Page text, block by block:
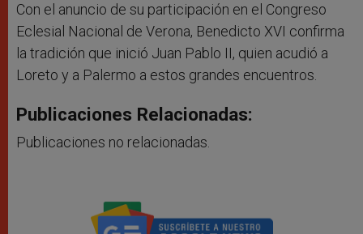
Con el anuncio de su participación en el Congreso
Eclesial Nacional de Verona, Benedicto XVI confirma
la tradición que inició Juan Pablo II, quien acudió a
Loreto y a Palermo a estos grandes encuentros.
Publicaciones Relacionadas:
Publicaciones no relacionadas.